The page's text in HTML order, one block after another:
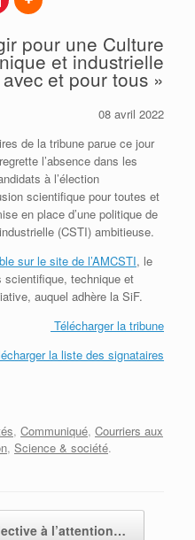
pour une Culture
et industrielle
avec et pour tous »
08 avril 2022
de la tribune parue ce jour
l’absence dans les
à l’élection
scientifique pour toutes et
en place d’une politique de
(CSTI) ambitieuse.
sur le site de l’AMCSTI, le
scientifique, technique et
auquel adhère la SiF.
Télécharger la tribune
la liste des signataires
, Communiqué, Courriers aux
, Science & société.
à l’attention…